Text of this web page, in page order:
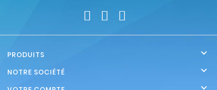
PRODUITS 
NOTRE SOCIÉTÉ 